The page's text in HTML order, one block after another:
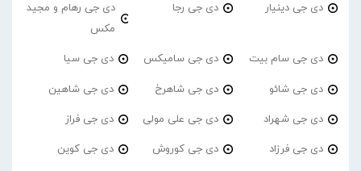
دی جی دینیار دی جی رجا
دی جی رهام و مجید
مکس
دی جی سام بیت دی جی سامیکس دی جی سیا
دی جی شائو دی جی شاهرخ دی جی شاهین
دی جی شهراد دی جی علی مولی دی جی فراز
دی جی فرزاد دی جی کوروش دی جی کوین